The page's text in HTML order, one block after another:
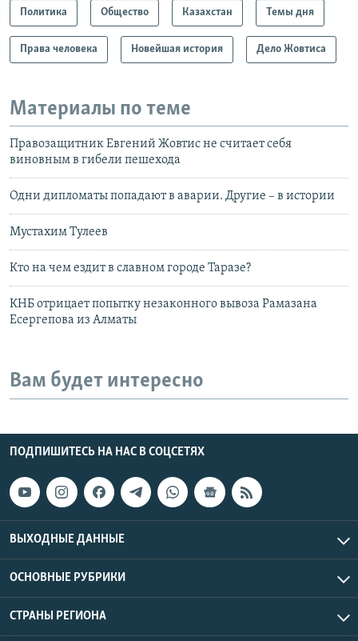
Политика Общество Казахстан Темы дня
Права человека Новейшая история Дело Жовтиса
Материалы по теме
Правозащитник Евгений Жовтис не считает себя
виновным в гибели пешехода
Одни дипломаты попадают в аварии. Другие – в истории
Мустахим Тулеев
Кто на чем ездит в славном городе Таразе?
КНБ отрицает попытку незаконного вывоза Рамазана
Есергепова из Алматы
Вам будет интересно
ПОДПИШИТЕСЬ НА НАС В СОЦСЕТЯХ
ВЫХОДНЫЕ ДАННЫЕ
ОСНОВНЫЕ РУБРИКИ
СТРАНЫ РЕГИОНА